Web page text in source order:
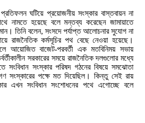
ঘটিয়ে প্রয়োজনীয় সংস্কার বাস্তবায়ন না
নামতে হয়েছে বলে মন্তব্য করেছেন জামায়াতে
তিনি বলেন, সংসদে পর্যাপ্ত আলোচনার সুযোগ না
রাজনৈতিক কর্মসূচির পথ বেছে নেওয়া হয়েছে।
আয়োজিত বাজেট-পরবর্তী এক মতবিনিময় সভায়
সরকারের সময়ে রাজনৈতিক দলগুলোর মধ্যে
সংবিধান সংস্কার পরিষদ গঠনের বিষয়ে সমঝোতা
সংস্কারের পক্ষে মত দিয়েছিল। কিন্তু সেই রায়
এখন সংবিধান সংশোধনের পথে এগোচ্ছে বলে